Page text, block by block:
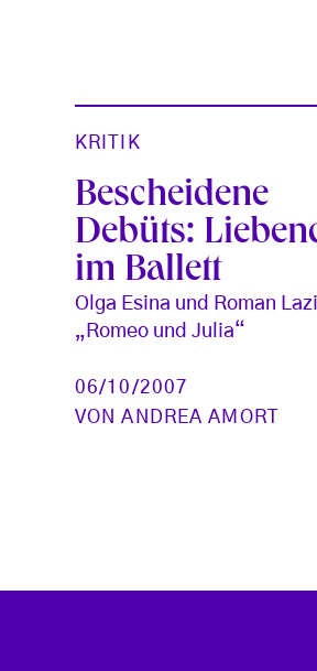
KRITIK
Bescheidene
Debüts:
im Ballett
Olga Esina und Roman
„Romeo und Julia“
06/10/2007
VONANDREA AMORT